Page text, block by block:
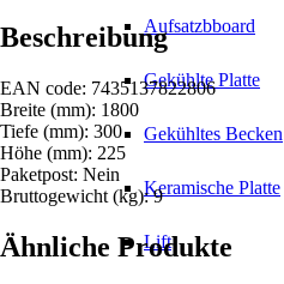
Aufsatzbboard
Gekühlte Platte
Gekühltes Becken
Keramische Platte
Lift
Beschreibung
EAN code: 7435137822806
Breite (mm): 1800
Tiefe (mm): 300
Höhe (mm): 225
Paketpost: Nein
Bruttogewicht (kg): 9
Ähnliche Produkte